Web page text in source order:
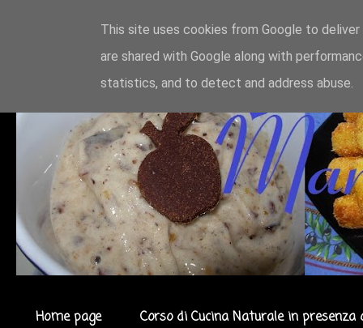
Home page Corso di Cucina Naturale in presenza
This site uses cookies from Google to
are shared with Google along with
statistics, and to detect and address abuse.